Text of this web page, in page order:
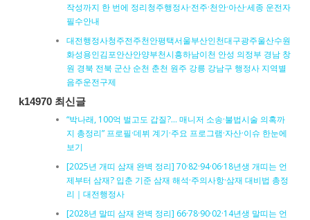
작성까지 한 번에 정리청주행정사·전주·천안·아산·세종 운전자
필수안내
대전행정사청주전주천안평택서울부산인천대구광주울산수원
화성용인김포안산안양부천시흥하남이천 안성 의정부 경남 창
원 경북 전북 군산 순천 춘천 원주 강릉 강남구 행정사 지역별
음주운전구제
k14970 최신글
“박나래, 100억 벌고도 갑질?… 매니저 소송·불법시술 의혹까
지 총정리” 프로필·데뷔 계기·주요 프로그램·자산·이슈 한눈에
보기
[2025년 개띠 삼재 완벽 정리] 70·82·94·06·18년생 개띠는 언
제부터 삼재? 입춘 기준 삼재 해석·주의사항·삼재 대비법 총정
리｜대전행정사
[2028년 말띠 삼재 완벽 정리] 66·78·90·02·14년생 말띠는 언